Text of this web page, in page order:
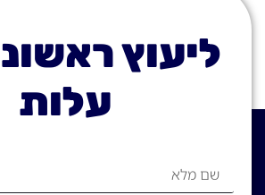
ליעוץ
עלות